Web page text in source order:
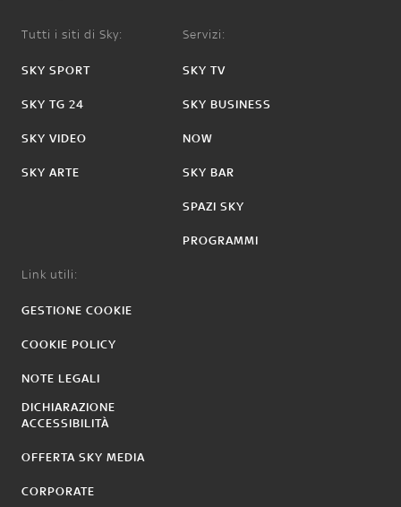
Tutti i siti di Sky:
SKY SPORT
SKY TG 24
SKY VIDEO
SKY ARTE
Servizi:
SKY TV
SKY BUSINESS
NOW
SKY BAR
SPAZI SKY
PROGRAMMI
Link utili:
GESTIONE COOKIE
COOKIE POLICY
NOTE LEGALI
DICHIARAZIONE
ACCESSIBILITÀ
OFFERTA SKY MEDIA
CORPORATE